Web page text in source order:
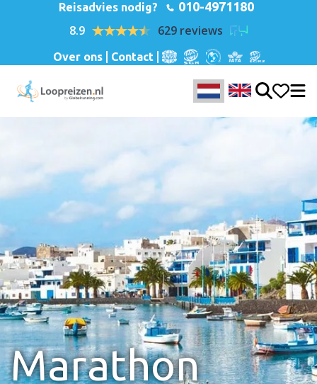
Reisadvies nodig? 010-4971180
8.9 629 reviews
Over ons Contact
Marathon